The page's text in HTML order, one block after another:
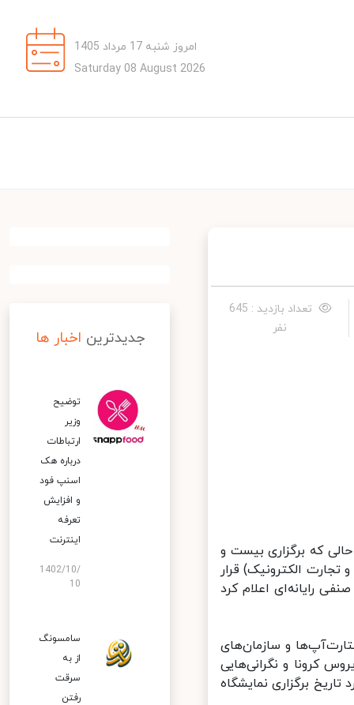
امروز شنبه 17 مرداد 1405
Saturday 08 August 2026
تعداد بازدید : 645
نفر
که برگزاری بیست و
الکترونیک) قرار
صنفی رایانه‌ای اعلام کرد
استارت‌آپ‌ها و سازمان‌های
کرونا و نگرانی‌هایی
برگزاری نمایشگاه
جدیدترین اخبار ها
توضیح
وزیر
ارتباطات
درباره هک
اسنپ‌ فود
و افزایش
تعرفه
اینترنت
1402/10/
10
سامسونگ
از به
سرقت
رفتن